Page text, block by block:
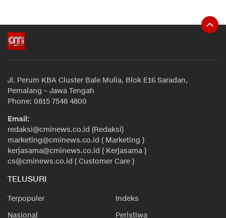
Jl. Perum KBA Cluster Bale Mulia, Blok E16 Saradan,
Pemalang – Jawa Tengah
Phone: 0815 7548 4800
Email:
redaksi@cminews.co.id (Redaksi)
marketing@cminews.co.id ( Marketing )
kerjasama@cminews.co.id ( Kerjasama )
cs@cminews.co.id ( Customer Care )
TELUSURI
Terpopuler
Indeks
Nasional
Peristiwa